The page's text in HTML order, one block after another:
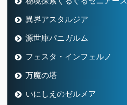
異界アスタルジア
源世庫パニガルム
フェスタ・インフェルノ
万魔の塔
いにしえのゼルメア